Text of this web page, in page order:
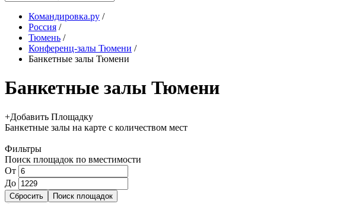
Командировка.ру /
Россия /
Тюмень /
Конференц-залы Тюмени /
Банкетные залы Тюмени
Банкетные залы Тюмени
+Добавить Площадку
Банкетные залы на карте с количеством мест
Фильтры
Поиск площадок по вместимости
От
До